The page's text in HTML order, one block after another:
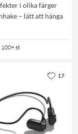
i olika färger
– lätt att hänga
100+ st
17